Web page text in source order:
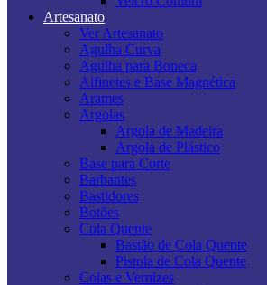
Artesanato
Ver Artesanato
Agulha Curva
Agulha para Boneca
Alfinetes e Base Magnética
Arames
Argolas
Argola de Madeira
Argola de Plástico
Base para Corte
Barbantes
Bastidores
Botões
Cola Quente
Bastão de Cola Quente
Pistola de Cola Quente
Colas e Vernizes